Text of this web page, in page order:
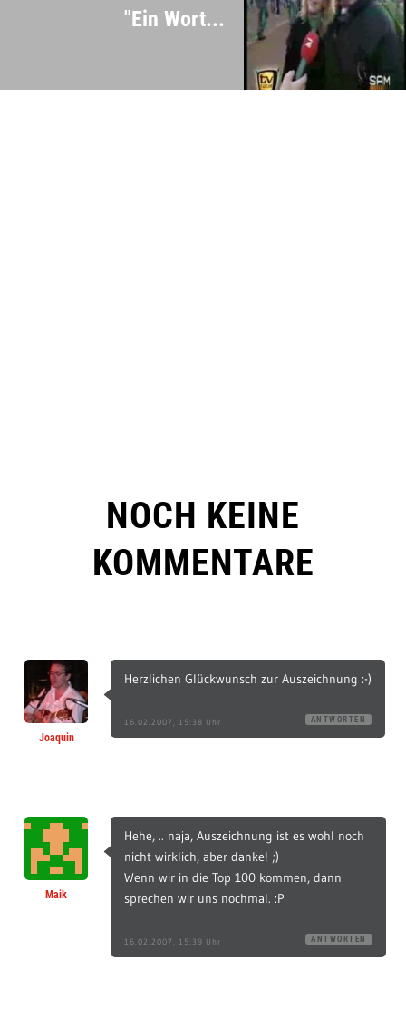
"Ein Wort...
NOCH KEINE
KOMMENTARE
Joaquin
Herzlichen Glückwunsch zur Auszeichnung :-)
16.02.2007, 15:38 Uhr ANTWORTEN
Maik
Hehe, .. naja, Auszeichnung ist es wohl noch
nicht wirklich, aber danke! ;)
Wenn wir in die Top 100 kommen, dann
sprechen wir uns nochmal. :P
16.02.2007, 15:39 Uhr ANTWORTEN